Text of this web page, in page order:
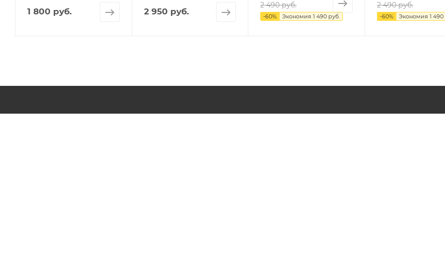
1 800 руб. 2 950 руб.
2 490 руб.
-60% Экономия1 490 руб.
2 490 руб.
-60% Экономия 1